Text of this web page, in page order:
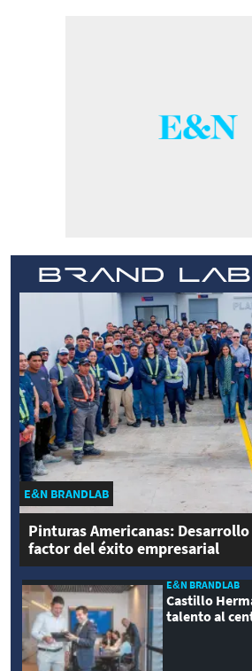
E&N BRANDLAB
Pinturas Americanas:
factor del éxito empresarial
E&N BRANDLAB
Castillo
talento al